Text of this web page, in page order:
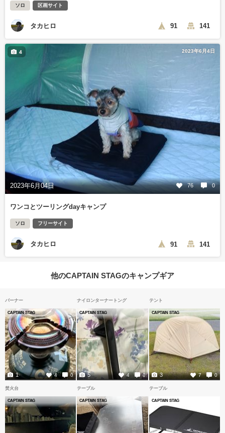
ソロ 区画サイト
タカヒロ 91 141
2023年6月4日
2023年6月04日 76 0
4
ワンコとツーリングdayキャンプ
ソロ フリーサイト
タカヒロ 91 141
他のCAPTAIN STAGのキャンプギア
バーナー
CAPTAIN STAG
4 0
1
ナイロンターナートング
CAPTAIN STAG
4 0
5
テント
CAPTAIN STAG
7 0
3
焚火台
CAPTAIN STAG
テーブル
CAPTAIN STAG
テーブル
CAPTAIN STAG